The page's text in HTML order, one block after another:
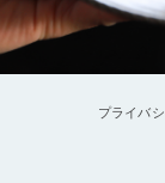
プライバ